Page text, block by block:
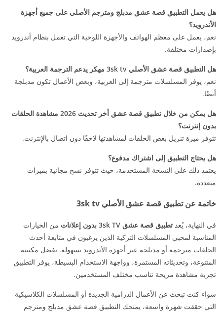
هل يعمل التطبيق قصة عشق مدبلج ومترجم الأصلي على جميع أجهزة
الأندرويد؟
نعم، يعمل على معظم الهواتف والأجهزة اللوحية التي تعمل بنظام أندرويد
بإصدارات مختلفة.
هل التطبيق قصة عشق الأصلي 3sk tv مهكر يدعم الترجمة العربية؟
نعم، يوفر المسلسلات مترجمة إلى العربية، وبعض الأعمال تكون مدبلجة
أيضًا.
هل يمكن من خلال تطبيق قصة عشق أخر تحديث 2026 مشاهدة الحلقات
بدون إنترنت؟
تتوفر ميزة تنزيل بعض الحلقات لمشاهدتها لاحقًا دون اتصال بالإنترنت.
هل يحتاج التطبيق إلى اشتراك مدفوع؟
يعتمد ذلك على النسخة المستخدمة، حيث تتوفر نسخ مجانية بميزات
متعددة.
خاتمة عن تطبيق قصة عشق الأصلي 3sk tv
في النهاية، يُعد تطبيق قصة عشق 3sk TV بدون إعلانات
من الخيارات
المناسبة لمحبي المسلسلات التركية الذين يرغبون في متابعة أحدث
الحلقات مترجمة أو مدبلجة عبر أجهزة الأندرويد بسهولة. بفضل مكتبته
المتنوعة، وتحديثاته المستمرة، وواجهة الاستخدام البسيطة، يوفر التطبيق
تجربة مشاهدة مريحة تناسب مختلف المستخدمين.
سواء كنت تبحث عن الأعمال الدرامية الجديدة أو المسلسلات الكلاسيكية
التي حققت شهرة واسعة، يمنحك التطبيق قصة عشق مدبلج ومترجم